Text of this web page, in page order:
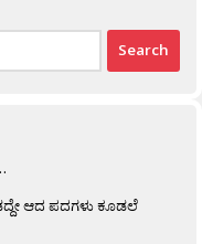
ಆದ ಪದಗಳು ಕೂಡಲೆ